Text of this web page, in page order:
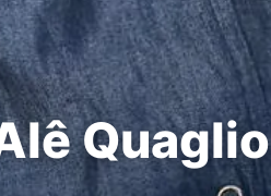
Quaglio